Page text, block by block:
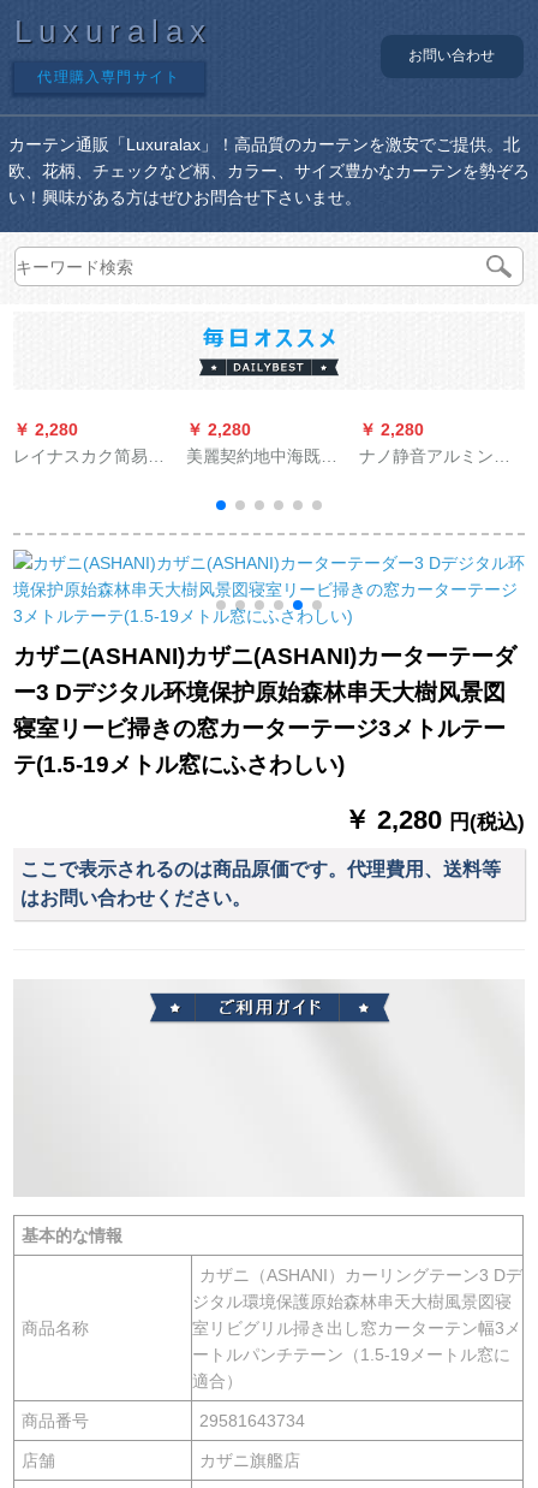
Luxuralax
代理購入専門サイト
お問い合わせ
カーテン通販「Luxuralax」！高品質のカーテンを激安でご提供。北
欧、花柄、チェックなど柄、カラー、サイズ豊かなカーテンを勢ぞろ
い！興味がある方はぜひお問合せ下さいませ。
￥ 2,280
レイナスカク简易既
るものです。完全に
遮光したレーベン寝
室のレンタールムッ
シュがショーンがな
いコットン阳毛カー
テージが1.5*1.8メト
ルの高さをプレゼン
トします。
￥ 2,280
美麗契約地中海既制
ン物理の遮光布地に
よつ金星星星城砦カ
ーングリーン-布(打孔
加工)2メトル幅x 2.7
高一片
￥ 2,280
ナノ静音アルミンカ
ラスレ-ル部品滑車出
口窓象歯白-モノレ-ル
ト/メナート
カザニ(ASHANI)カザニ(ASHANI)カーターテーダ
ー3 Dデジタル环境保护原始森林串天大樹风景図
寝室リービ掃きの窓カーターテージ3メトルテー
テ(1.5-19メトル窓にふさわしい)
￥ 2,280 円(税込)
ここで表示されるのは商品原価です。代理費用、送料等
はお問い合わせください。
基本的な情報
商品名称
カザニ（ASHANI）カーリングテーン3 Dデ
ジタル環境保護原始森林串天大樹風景図寝
室リビグリル掃き出し窓カーターテン幅3メ
ートルパンチテーン（1.5-19メートル窓に
適合）
商品番号 29581643734
店舗 カザニ旗艦店